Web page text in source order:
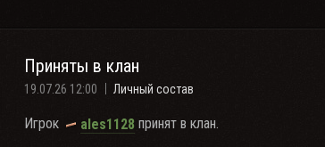
Приняты в клан
19.07.26 12:00 Личный состав
Игрок ales1128 принят в клан.